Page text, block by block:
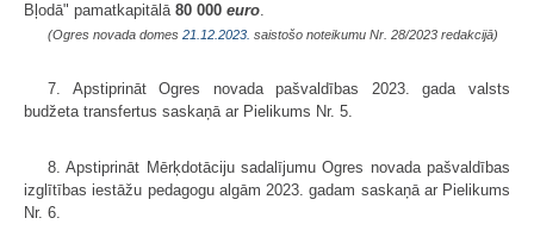
Bļodā" pamatkapitālā 80 000 euro.
(Ogres novada domes 21.12.2023. saistošo noteikumu Nr. 28/2023 redakcijā)
7. Apstiprināt Ogres novada pašvaldības 2023. gada valsts
budžeta transfertus saskaņā ar Pielikums Nr. 5.
8. Apstiprināt Mērķdotāciju sadalījumu Ogres novada pašvaldības
izglītības iestāžu pedagogu algām 2023. gadam saskaņā ar Pielikums
Nr. 6.